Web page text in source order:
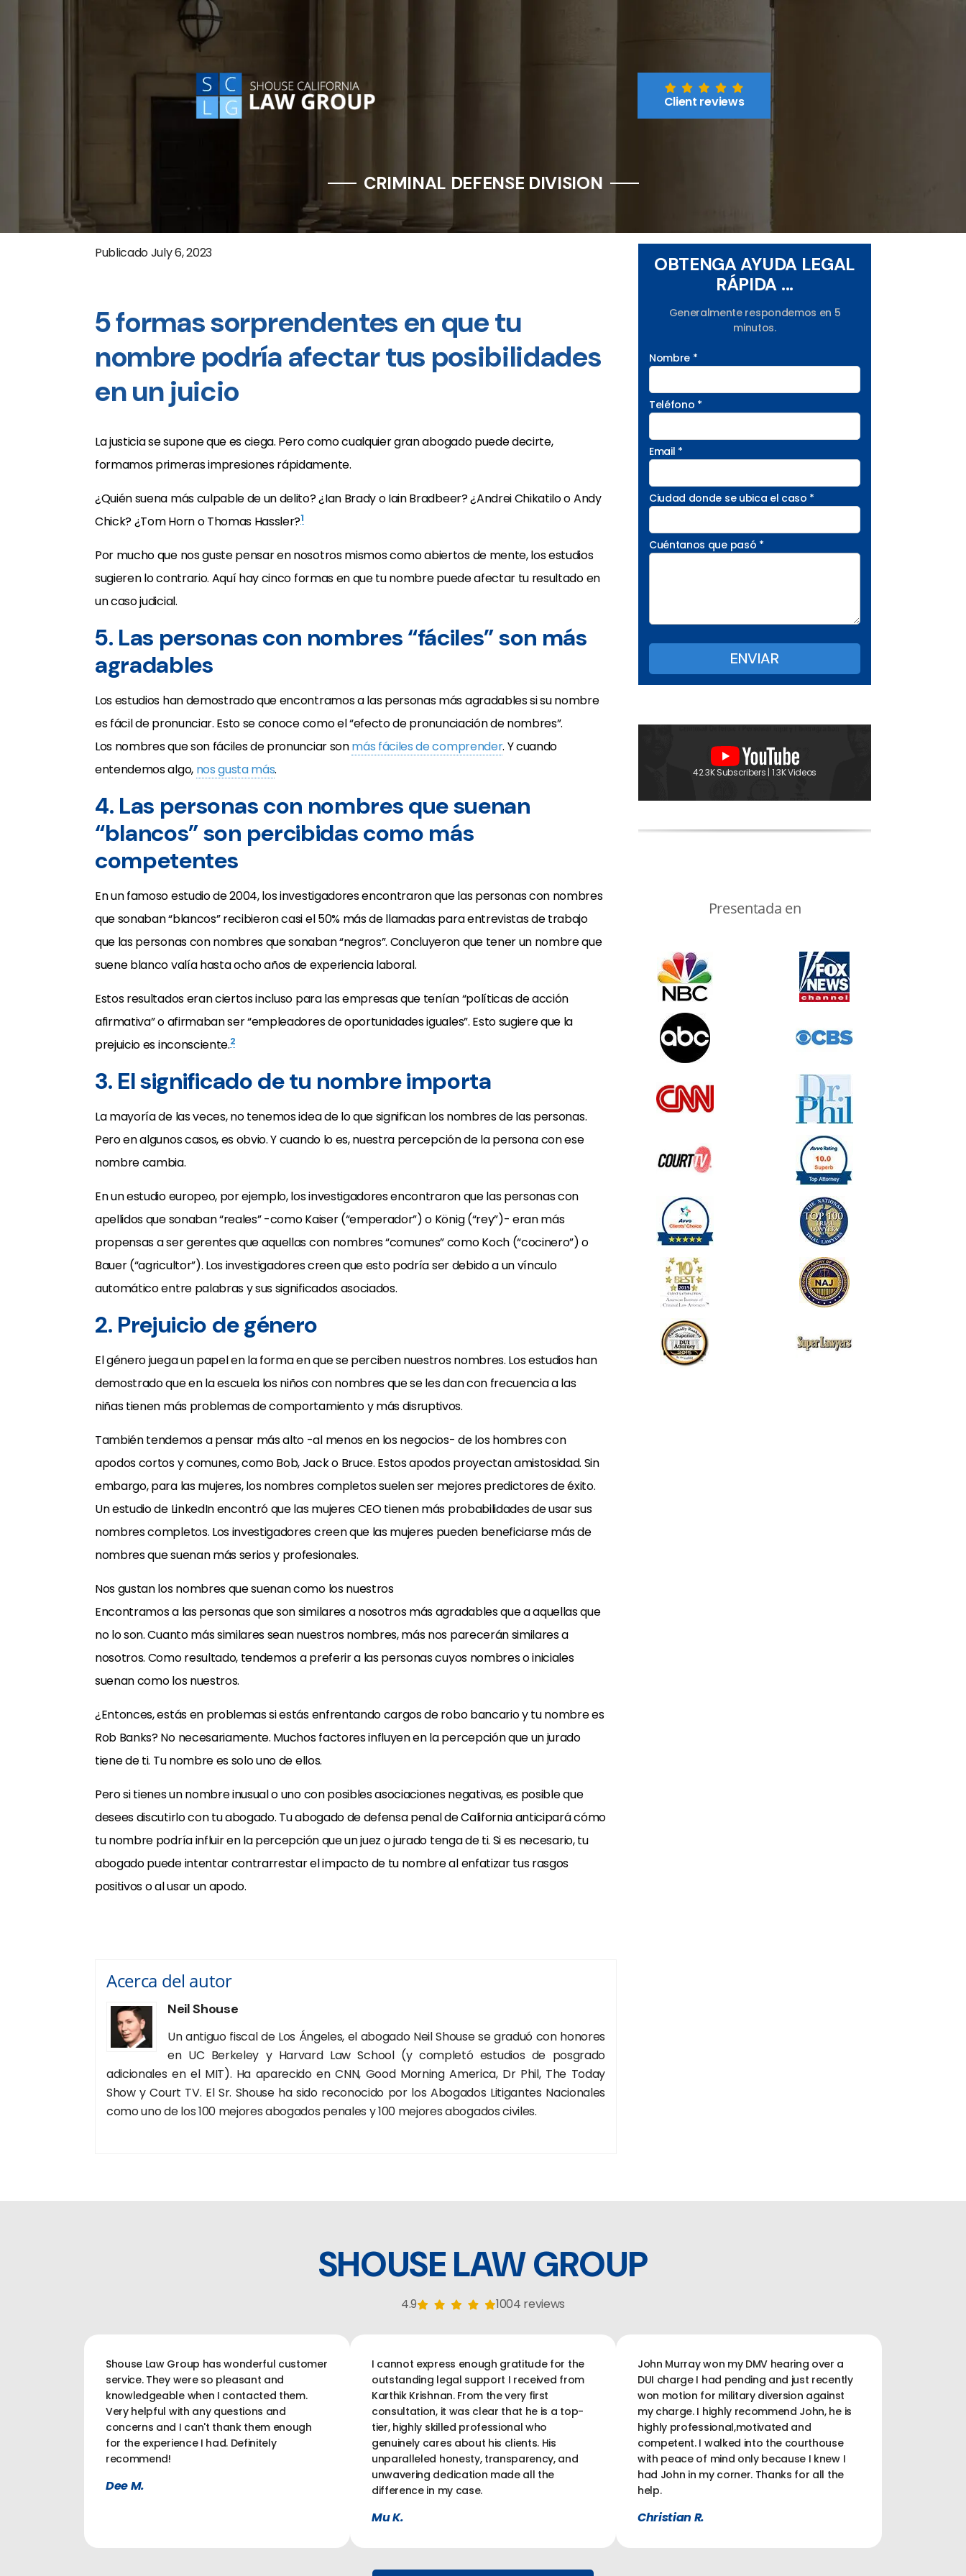
Client reviews
CRIMINAL DEFENSE DIVISION
PublicadoJuly 6, 2023
5 formas sorprendentes en que tu
nombre podría afectar tus posibilidades
en un juicio
La justicia se supone que es ciega. Pero como cualquier gran abogado puede decirte,
formamos primeras impresiones rápidamente.
¿Quién suena más culpable de un delito? ¿Ian Brady o Iain Bradbeer? ¿Andrei Chikatilo o Andy
Chick? ¿Tom Horn o Thomas Hassler?1
Por mucho que nos guste pensar en nosotros mismos como abiertos de mente, los estudios
sugieren lo contrario. Aquí hay cinco formas en que tu nombre puede afectar tu resultado en
un caso judicial.
5. Las personas con nombres “fáciles” son más
agradables
Los estudios han demostrado que encontramos a las personas más agradables si su nombre
es fácil de pronunciar. Esto se conoce como el “efecto de pronunciación de nombres”.
Los nombres que son fáciles de pronunciar sonmás fáciles de comprender. Y cuando
entendemos algo, nos gusta más.
4. Las personas con nombres que suenan
“blancos” son percibidas como más
competentes
En un famoso estudio de 2004, los investigadores encontraron que las personas con nombres
que sonaban “blancos” recibieron casi el 50% más de llamadas para entrevistas de trabajo
que las personas con nombres que sonaban “negros”. Concluyeron que tener un nombre que
suene blanco valía hasta ocho años de experiencia laboral.
Estos resultados eran ciertos incluso para las empresas que tenían “políticas de acción
afirmativa” o afirmaban ser “empleadores de oportunidades iguales”. Esto sugiere que la
prejuicio es inconsciente.2
3. El significado de tu nombre importa
La mayoría de las veces, no tenemos idea de lo que significan los nombres de las personas.
Pero en algunos casos, es obvio. Y cuando lo es, nuestra percepción de la persona con ese
nombre cambia.
En un estudio europeo, por ejemplo, los investigadores encontraron que las personas con
apellidos que sonaban “reales” -como Kaiser (“emperador”) o König (“rey”)- eran más
propensas a ser gerentes que aquellas con nombres “comunes” como Koch (“cocinero”) o
Bauer (“agricultor”). Los investigadores creen que esto podría ser debido a un vínculo
automático entre palabras y sus significados asociados.
2. Prejuicio de género
El género juega un papel en la forma en que se perciben nuestros nombres. Los estudios han
demostrado que en la escuela los niños con nombres que se les dan con frecuencia a las
niñas tienen más problemas de comportamiento y más disruptivos.
También tendemos a pensar más alto -al menos en los negocios- de los hombres con
apodos cortos y comunes, como Bob, Jack o Bruce. Estos apodos proyectan amistosidad. Sin
embargo, para las mujeres, los nombres completos suelen ser mejores predictores de éxito.
Un estudio de LinkedIn encontró que las mujeres CEO tienen más probabilidades de usar sus
nombres completos. Los investigadores creen que las mujeres pueden beneficiarse más de
nombres que suenan más serios y profesionales.
Nos gustan los nombres que suenan como los nuestros
Encontramos a las personas que son similares a nosotros más agradables que a aquellas que
no lo son. Cuanto más similares sean nuestros nombres, más nos parecerán similares a
nosotros. Como resultado, tendemos a preferir a las personas cuyos nombres o iniciales
suenan como los nuestros.
¿Entonces, estás en problemas si estás enfrentando cargos de robo bancario y tu nombre es
Rob Banks? No necesariamente. Muchos factores influyen en la percepción que un jurado
tiene de ti. Tu nombre es solo uno de ellos.
Pero si tienes un nombre inusual o uno con posibles asociaciones negativas, es posible que
desees discutirlo con tu abogado. Tu abogado de defensa penal de California anticipará cómo
tu nombre podría influir en la percepción que un juez o jurado tenga de ti. Si es necesario, tu
abogado puede intentar contrarrestar el impacto de tu nombre al enfatizar tus rasgos
positivos o al usar un apodo.
Acerca del autor
Neil Shouse
Un antiguo fiscal de Los Ángeles, el abogado Neil Shouse se graduó con honores
en UC Berkeley y Harvard Law School (y completó estudios de posgrado
adicionales en el MIT). Ha aparecido en CNN, Good Morning America, Dr Phil, The Today
Show y Court TV. El Sr. Shouse ha sido reconocido por los Abogados Litigantes Nacionales
como uno de los 100 mejores abogados penales y 100 mejores abogados civiles.
OBTENGA AYUDA LEGAL
RÁPIDA ...
Generalmente respondemos en 5
minutos.
Nombre *
Teléfono *
Email *
Ciudad donde se ubica el caso *
Cuéntanos que pasó *
42.3K Subscribers | 1.3K Videos
Presentada en
SHOUSE LAW GROUP
4.9 1004 reviews
Shouse Law Group has wonderful customer
service. They were so pleasant and
knowledgeable when I contacted them.
Very helpful with any questions and
concerns and I can't thank them enough
for the experience I had. Definitely
recommend!
Dee M.
I cannot express enough gratitude for the
outstanding legal support I received from
Karthik Krishnan. From the very first
consultation, it was clear that he is a top-
tier, highly skilled professional who
genuinely cares about his clients. His
unparalleled honesty, transparency, and
unwavering dedication made all the
difference in my case.
Mu K.
John Murray won my DMV hearing over a
DUI charge I had pending and just recently
won motion for military diversion against
my charge. I highly recommend John, he is
highly professional,motivated and
competent. I walked into the courthouse
with peace of mind only because I knew I
had John in my corner. Thanks for all the
help.
Christian R.